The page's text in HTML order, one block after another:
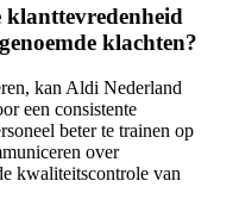
klachten?
kan Aldi Nederland
een consistente
beter te trainen op
over
kwaliteitscontrole van